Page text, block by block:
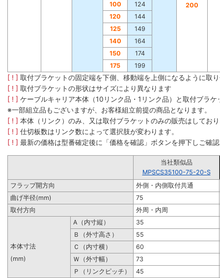
200
100
124
120
144
125
149
140
164
150
174
175
199
[ ! ] 取付ブラケットの固定端を下側、移動端を上側になるように取
[ ! ] 取付ブラケットの形状はサイズにより異なります
[ ! ] ケーブルキャリア本体（10リンク品・1リンク品）と取付ブラ
※一部組立品もございますが、お客様組立前提の商品となります。
[ ! ] 本体（リンク）のみ、又は取付ブラケットのみの販売はしてお
[ ! ] 仕切板数はリンク数によって選択肢が変わります。
[ ! ] 最新の価格は型番確定後に「価格を確認」ボタンを押下しご確
当社類似品
MPSCS35100-75-20-S
フラップ開方向
外側・内側取付共通
曲げ半径(mm)
75
取付方向
外周・内周
A（内寸縦）
35
Ｂ（外寸高さ）
55
本体寸法
Ｃ（内寸横）
60
(mm)
Ｗ（外寸幅）
73
Ｐ（リンクピッチ）
45